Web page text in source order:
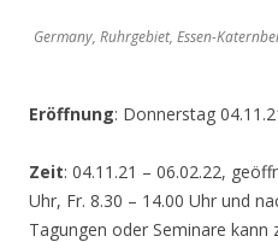
Germany, Ruhrgebiet, Essen-
Eröffnung: Donnerstag
Zeit: 04.11.21 – 06.02.22,
Uhr, Fr. 8.30 – 14.00 Uhr und
Tagungen oder Seminare kann